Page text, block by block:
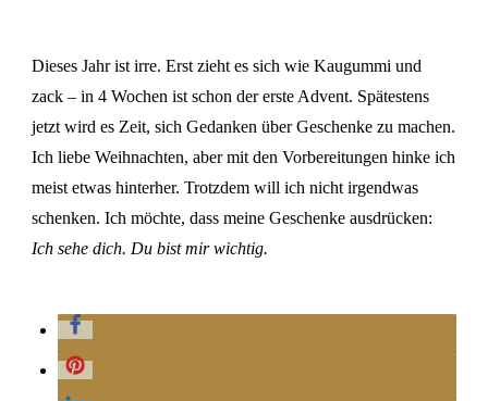
Dieses Jahr ist irre. Erst zieht es sich wie Kaugummi und
zack – in 4 Wochen ist schon der erste Advent. Spätestens
jetzt wird es Zeit, sich Gedanken über Geschenke zu machen.
Ich liebe Weihnachten, aber mit den Vorbereitungen hinke ich
meist etwas hinterher. Trotzdem will ich nicht irgendwas
schenken. Ich möchte, dass meine Geschenke ausdrücken:
Ich sehe dich. Du bist mir wichtig.